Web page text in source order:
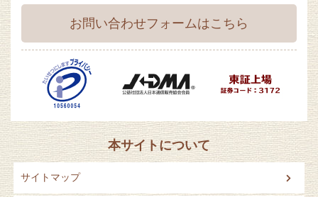
お問い合わせフォームはこちら
本サイトについて
サイトマップ